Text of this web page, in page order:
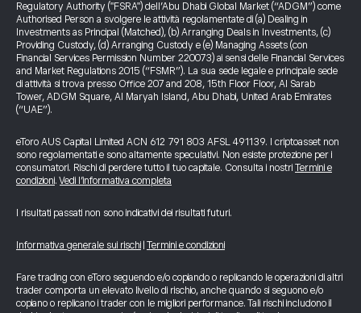
Regulatory Authority ("FSRA") dell’Abu Dhabi Global Market (“ADGM”) come
Authorised Person a svolgere le attività regolamentate di (a) Dealing in
Investments as Principal (Matched), (b) Arranging Deals in Investments, (c)
Providing Custody, (d) Arranging Custody e (e) Managing Assets (con
Financial Services Permission Number 220073) ai sensi delle Financial Services
and Market Regulations 2015 (“FSMR”). La sua sede legale e principale sede
di attività si trova presso Office 207 and 208, 15th Floor Floor, Al Sarab
Tower, ADGM Square, Al Maryah Island, Abu Dhabi, United Arab Emirates
(“UAE”).
eToro AUS Capital Limited ACN 612 791 803 AFSL 491139. I criptoasset non
sono regolamentati e sono altamente speculativi. Non esiste protezione per i
consumatori. Rischi di perdere tutto il tuo capitale. Consulta i nostri Termini e
condizioni.Vedi l’informativa completa
I risultati passati non sono indicativi dei risultati futuri.
Informativa generale sui rischi Termini e condizioni
Fare trading con eToro seguendo e/o copiando o replicando le operazioni di altri
trader comporta un elevato livello di rischio, anche quando si seguono e/o
copiano o replicano i trader con le migliori performance. Tali rischi includono il